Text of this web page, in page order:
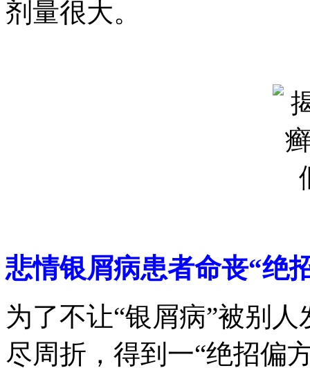
剂量很大。
悲情银屑病患者命丧“绝
为了不让“银屑病”被别
尽周折，得到一“绝招偏